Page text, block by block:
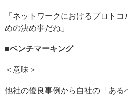
「ネットワークにおけるプロト
めの決め事だね」
■ベンチマーキング
＜意味＞
他社の優良事例から自社の「ある